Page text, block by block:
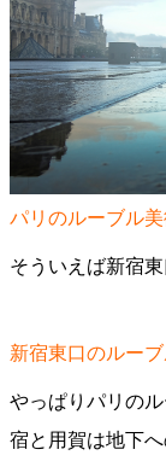
パリのルーブル美
そういえば新宿
新宿東口のルー
やっぱりパリの
宿と用賀は地下